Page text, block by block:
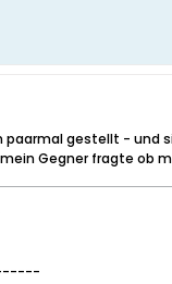
paarmal gestellt - und
Gegner fragte ob